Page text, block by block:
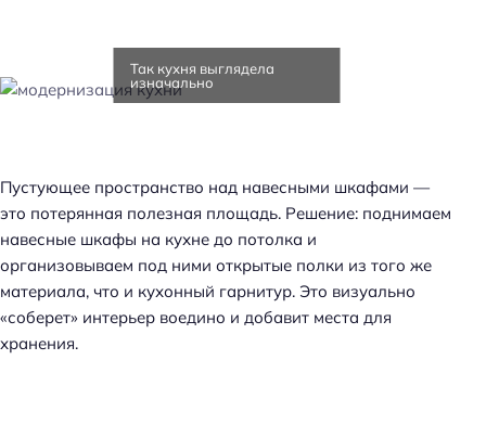
Так кухня выглядела
изначально
Пустующее пространство над навесными шкафами —
это потерянная полезная площадь. Решение: поднимаем
навесные шкафы на кухне до потолка и
организовываем под ними открытые полки из того же
материала, что и кухонный гарнитур. Это визуально
«соберет» интерьер воедино и добавит места для
хранения.